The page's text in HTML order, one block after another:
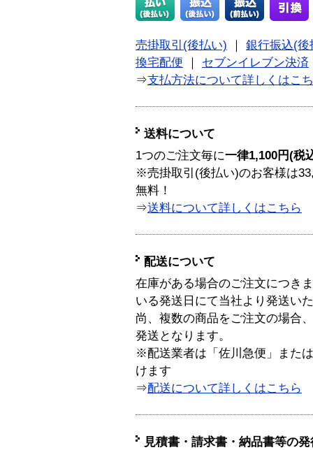
売掛取引(後払い)
銀行振込(後
換宅配便
セブンイレブン決済
⇒支払方法について詳しくはこ
送料について
1つのご注文毎に一律1,100円(税
※売掛取引(後払い)のお客様は
無料！
⇒送料について詳しくはこちら
配送について
在庫がある場合のご注文につき
いる発送日にて当社より発送い
尚、複数の商品をご注文の場合
発送となります。
※配送業者は「佐川急便」また
けます
⇒配送について詳しくはこちら
見積書・請求書・納品書等の